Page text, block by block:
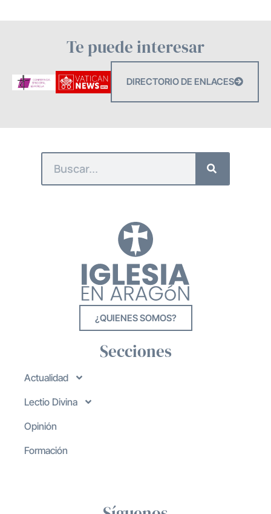
Te puede interesar
DIRECTORIO DE ENLACES
¿QUIENES SOMOS?
Secciones
Actualidad
Lectio Divina
Opinión
Formación